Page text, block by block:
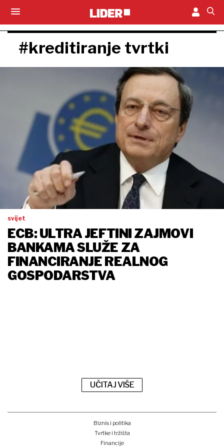
#kreditiranje tvrtki
svijet
ECB: ULTRA JEFTINI ZAJMOVI
BANKAMA SLUŽE ZA
FINANCIRANJE REALNOG
GOSPODARSTVA
UČITAJ VIŠE
Biznis i politika
Tvrtke i tržišta
Financije